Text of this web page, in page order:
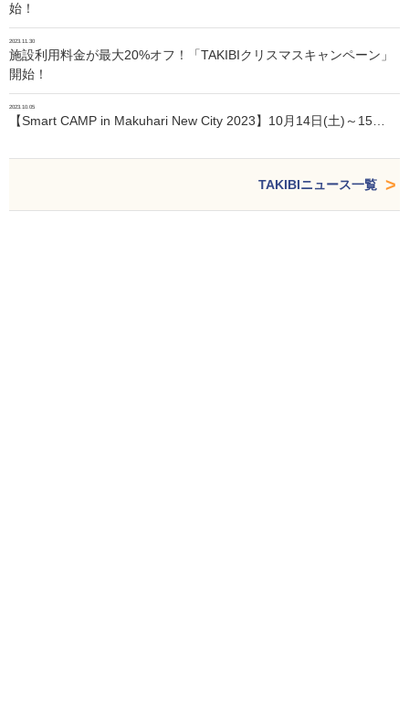
始！
2023.11.30
施設利用料金が最大20%オフ！「TAKIBIクリスマスキャンペーン」
開始！
2023.10.05
【Smart CAMP in Makuhari New City 2023】10月14日(土)～15…
TAKIBIニュース一覧